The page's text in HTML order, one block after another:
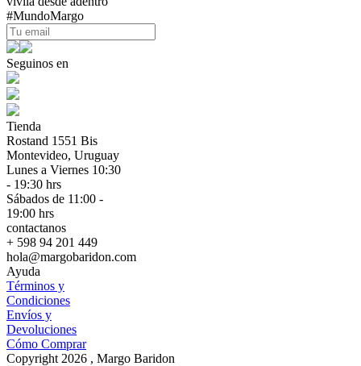
#MundoMargo
Seguinos en
Tienda
Rostand 1551 Bis
Montevideo, Uruguay
Lunes a Viernes 10:30
- 19:30 hrs
Sábados de 11:00 -
19:00 hrs
contactanos
+ 598 94 201 449
hola@margobaridon.com
Ayuda
Términos y
Condiciones
Envíos y
Devoluciones
Cómo Comprar
Copyright 2026 , Margo Baridon